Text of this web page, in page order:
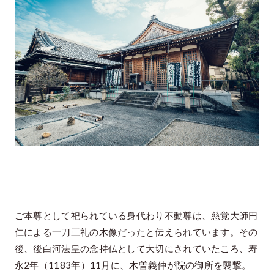
ご本尊として祀られている身代わり不動尊は、慈覚大師円
仁による一刀三礼の木像だったと伝えられています。その
後、後白河法皇の念持仏として大切にされていたころ、寿
永2年（1183年）11月に、木曽義仲が院の御所を襲撃。